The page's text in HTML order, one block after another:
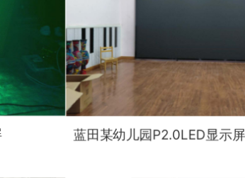
蓝田某幼儿园P2.0LED显示屏